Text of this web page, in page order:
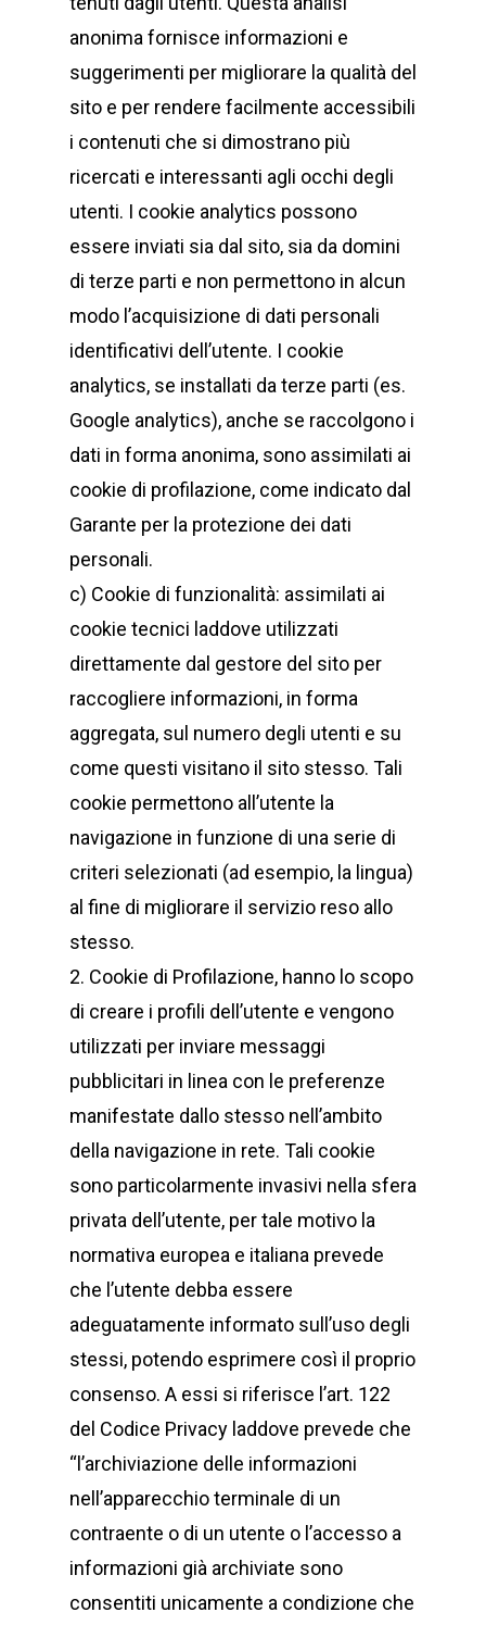
anonima fornisce informazioni e
suggerimenti per migliorare la qualità del
sito e per rendere facilmente accessibili
i contenuti che si dimostrano più
ricercati e interessanti agli occhi degli
utenti. I cookie analytics possono
essere inviati sia dal sito, sia da domini
di terze parti e non permettono in alcun
modo l’acquisizione di dati personali
identificativi dell’utente. I cookie
analytics, se installati da terze parti (es.
Google analytics), anche se raccolgono i
dati in forma anonima, sono assimilati ai
cookie di profilazione, come indicato dal
Garante per la protezione dei dati
personali.
c) Cookie di funzionalità: assimilati ai
cookie tecnici laddove utilizzati
direttamente dal gestore del sito per
raccogliere informazioni, in forma
aggregata, sul numero degli utenti e su
come questi visitano il sito stesso. Tali
cookie permettono all’utente la
navigazione in funzione di una serie di
criteri selezionati (ad esempio, la lingua)
al fine di migliorare il servizio reso allo
stesso.
2. Cookie di Profilazione, hanno lo scopo
di creare i profili dell’utente e vengono
utilizzati per inviare messaggi
pubblicitari in linea con le preferenze
manifestate dallo stesso nell’ambito
della navigazione in rete. Tali cookie
sono particolarmente invasivi nella sfera
privata dell’utente, per tale motivo la
normativa europea e italiana prevede
che l’utente debba essere
adeguatamente informato sull’uso degli
stessi, potendo esprimere così il proprio
consenso. A essi si riferisce l’art. 122
del Codice Privacy laddove prevede che
“l’archiviazione delle informazioni
nell’apparecchio terminale di un
contraente o di un utente o l’accesso a
informazioni già archiviate sono
consentiti unicamente a condizione che